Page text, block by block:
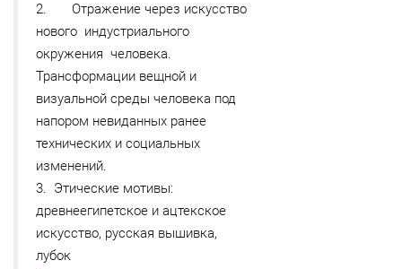
2. Отражение через искусство
нового индустриального
окружения человека.
Трансформации вещной и
визуальной среды человека под
напором невиданных ранее
технических и социальных
изменений.
3. Этические мотивы:
древнеегипетское и ацтекское
искусство, русская вышивка,
лубок